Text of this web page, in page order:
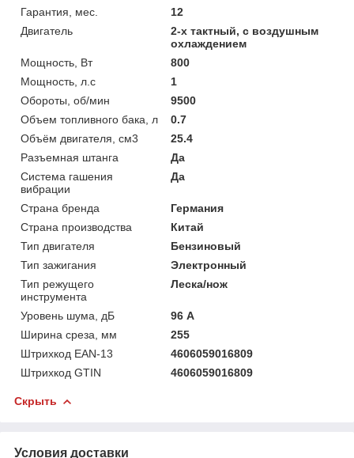
Гарантия, мес.
12
Двигатель
2-х тактный, с воздушным
охлаждением
Мощность, Вт
800
Мощность, л.с
1
Обороты, об/мин
9500
Объем топливного бака, л
0.7
Объём двигателя, см3
25.4
Разъемная штанга
Да
Система гашения
вибрации
Да
Страна бренда
Германия
Страна производства
Китай
Тип двигателя
Бензиновый
Тип зажигания
Электронный
Тип режущего
инструмента
Леска/нож
Уровень шума, дБ
96 А
Ширина среза, мм
255
Штрихкод EAN-13
4606059016809
Штрихкод GTIN
4606059016809
Скрыть
Условия доставки